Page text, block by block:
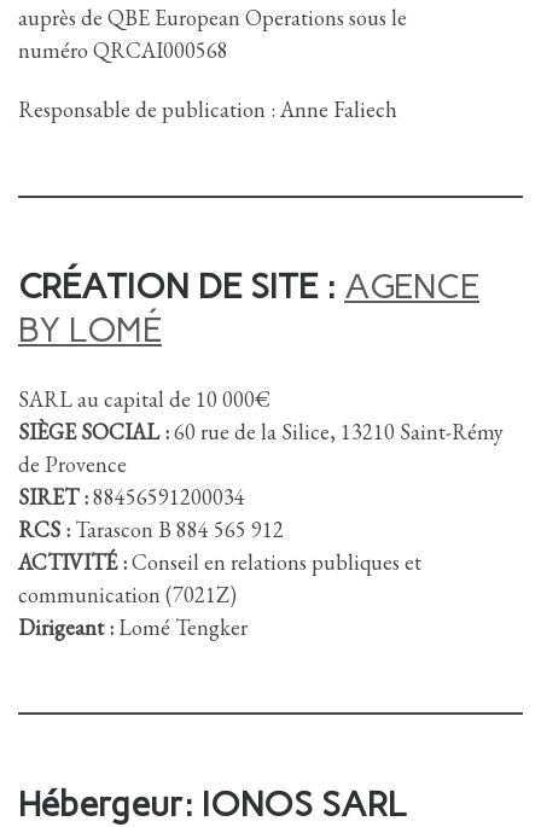
auprès de QBE European Operations sous le
numéro QRCAI000568
Responsable de publication : Anne Faliech
CRÉATION DE SITE : AGENCE
BY LOMÉ
SARL au capital de 10 000€
SIÈGE SOCIAL :60 rue de la Silice, 13210 Saint-Rémy
de Provence
SIRET :88456591200034
RCS : Tarascon B 884 565 912
ACTIVITÉ :Conseil en relations publiques et
communication (7021Z)
Dirigeant : Lomé Tengker
Hébergeur: IONOS SARL